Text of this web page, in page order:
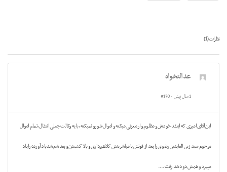
نظرات (1
)
عدالتخواه
1 سال پیش #130
این آقای امیری که اینقد خودش و مظلوم وار معرفی میکنه و اموال شو رو نمیکنه ، با یه وکالت جعلی انتقال، تمام اموال
مرحوم سید زین العابدین رضوی را بعد از فوتش با مباشرینش کلاهبرداری و بالا کشیدن و بعدشم شد باد آورده را باد
میبرد و همش دود شد رفت....